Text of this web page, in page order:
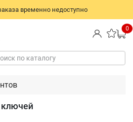
временно недоступно
0
по каталогу